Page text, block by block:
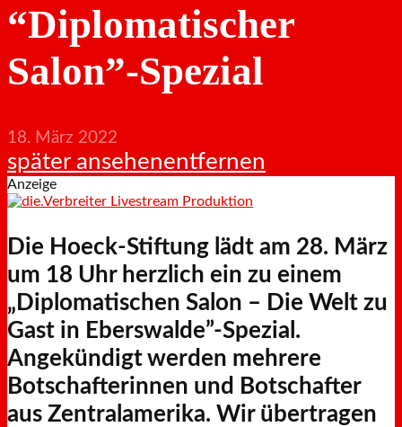
“Diplomatischer
Salon”-Spezial
18. März 2022
später ansehenentfernen
Anzeige
Die Hoeck-Stiftung lädt am 28. März
um 18 Uhr herzlich ein zu einem
„Diplomatischen Salon – Die Welt zu
Gast in Eberswalde”-Spezial.
Angekündigt werden mehrere
Botschafterinnen und Botschafter
aus Zentralamerika. Wir übertragen